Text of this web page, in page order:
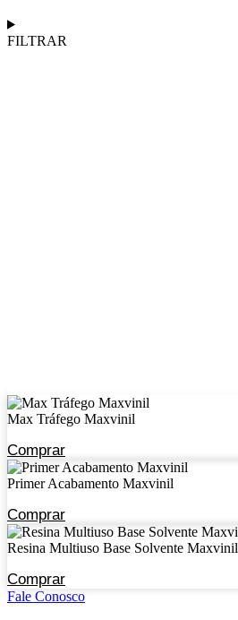
FILTRAR
Max Tráfego Maxvinil
Comprar
Primer Acabamento Maxvinil
Comprar
Resina Multiuso Base Solvente Maxvinil
Comprar
Fale Conosco